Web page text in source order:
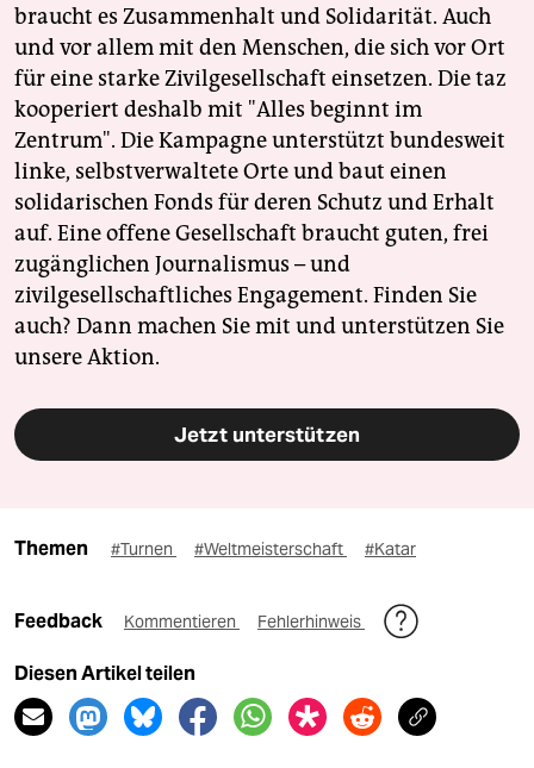
braucht es Zusammenhalt und Solidarität. Auch
und vor allem mit den Menschen, die sich vor Ort
für eine starke Zivilgesellschaft einsetzen. Die taz
kooperiert deshalb mit "Alles beginnt im
Zentrum". Die Kampagne unterstützt bundesweit
linke, selbstverwaltete Orte und baut einen
solidarischen Fonds für deren Schutz und Erhalt
auf. Eine offene Gesellschaft braucht guten, frei
zugänglichen Journalismus – und
zivilgesellschaftliches Engagement. Finden Sie
auch? Dann machen Sie mit und unterstützen Sie
unsere Aktion.
Jetzt unterstützen
Themen #Turnen #Weltmeisterschaft #Katar
Feedback Kommentieren Fehlerhinweis
Diesen Artikel teilen